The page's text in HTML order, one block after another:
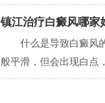
镇江治疗白癜风哪家
什么是导致白癜风
般平滑，但会出现白